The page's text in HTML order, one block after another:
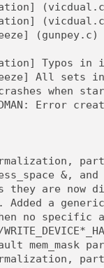
Typos in
All sets
when
Error
part 1.
&,
they are now
Added a
no specific
mem_mask